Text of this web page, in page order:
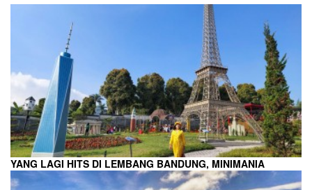
YANG LAGI HITS DI LEMBANG BANDUNG, MINIMANIA